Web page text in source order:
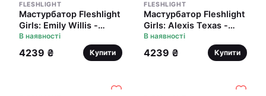
FLESHLIGHT
Мастурбатор Fleshlight
Girls: Emily Willis -
Squirt, зі зліпка вагіни,
дуже ніжний
В наявності
4239 ₴ Купити
FLESHLIGHT
Мастурбатор Fleshlight
Girls: Alexis Texas -
Outlaw, зі зліпка вагіни,
дуже ніжний
В наявності
4239 ₴ Купити